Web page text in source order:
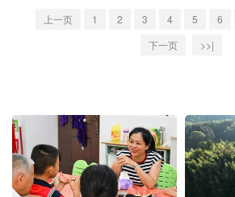
文化产业
北京 河北
辽宁 吉林 上海
浙江 安徽 福建
上一页 1 2 3 4 5 6
下一页
>>|